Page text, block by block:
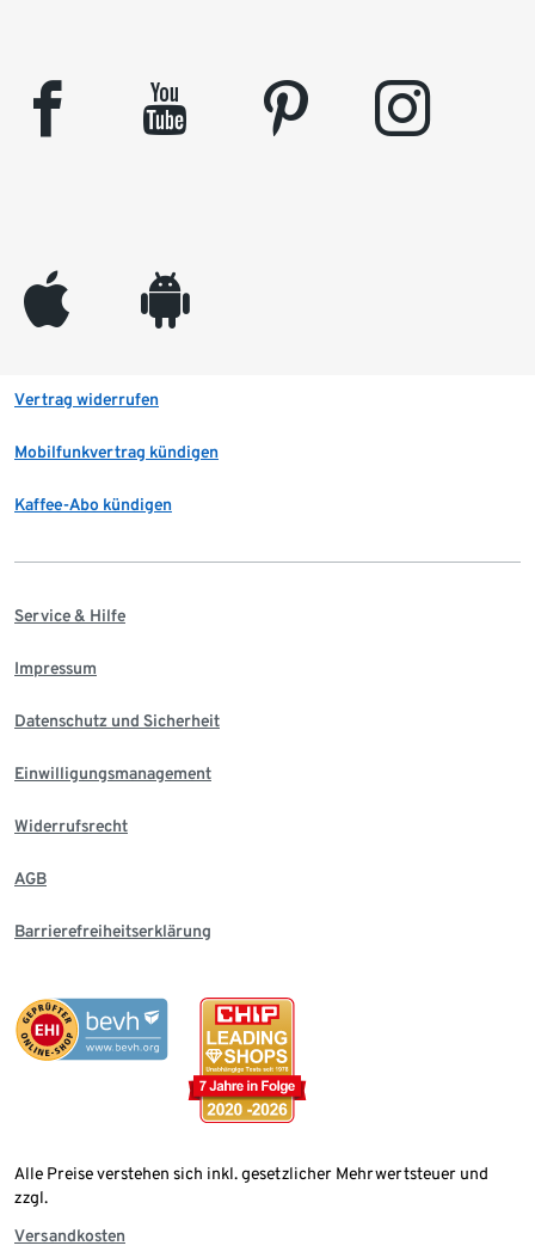
facebook youtube pinterest instagram
appleinc android
Vertrag widerrufen
Mobilfunkvertrag kündigen
Kaffee-Abo kündigen
Service & Hilfe
Impressum
Datenschutz und Sicherheit
Einwilligungsmanagement
Widerrufsrecht
AGB
Barrierefreiheitserklärung
Alle Preise verstehen sich inkl. gesetzlicher Mehrwertsteuer und
zzgl.
Versandkosten